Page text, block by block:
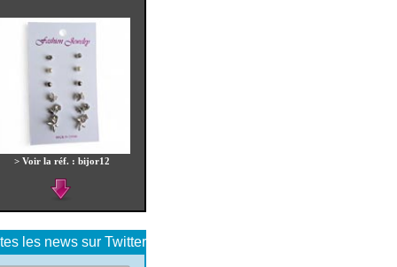
> Voir la réf. : top54
les news sur Twitter